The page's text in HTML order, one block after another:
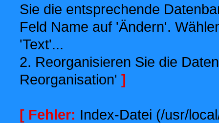
Sie die entsprechende
Feld Name auf 'Ändern'.
'Text'...
2. Reorganisieren Sie die
Reorganisation' ]
[ Fehler: Index-Datei (/usr/